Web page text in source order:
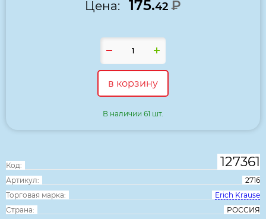
Код: 127361
Артикул:
2716
Торговая марка:
Erich Krause
Страна:
РОССИЯ
Цена: 175.42 ₽
в корзину
В наличии 61 шт.